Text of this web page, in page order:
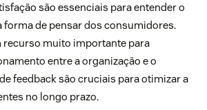
são essenciais para entender o
forma de pensar dos consumidores.
recurso muito importante para
entre a organização e o
feedback são cruciais para otimizar a
no longo prazo.